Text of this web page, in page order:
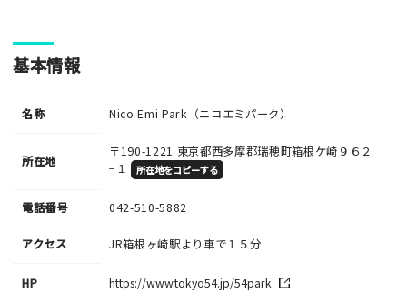
基本情報
名称 Nico Emi Park（ニコエミパーク）
所在地
〒190-1221 東京都西多摩郡瑞穂町箱根ケ崎９６２
−１
所在地をコピーする
電話番号 042-510-5882
アクセス JR箱根ヶ崎駅より車で１５分
HP https://www.tokyo54.jp/54park